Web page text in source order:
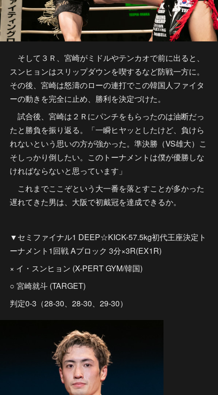
そして３Ｒ、宮崎がミドルやテンカオで前に出ると、
スンヒョンはスリップダウンを喫するなど防戦一方に。
その後、宮崎は怒濤のローの連打でこの韓国人ファイタ
ーの動きを完全に止め、勝利を決定づけた。
試合後、宮崎は２Ｒにパンチをもらったのは油断だっ
たと勝負を振り返る。「一瞬ヒヤッとしたけど、負けら
れないという思いの方が強かった。準決勝（VS雄大）こ
そしっかり倒したい。このトーナメントは僕が優勝しな
ければならないと思っています」
これまでここぞという大一番を落とすことが多かった
遅れてきた男は、大阪で初戴冠を達成できるか。
▼セミファイナル1 DEEP☆KICK-57.5kg初代王座決定ト
ーナメント1回戦 Aブロック 3分×3R(EX1R)
× イ・スンヒョン (X-PERT GYM/韓国)
○ 宮崎就斗 (TARGET)
判定0-3（28-30、28-30、29-30）